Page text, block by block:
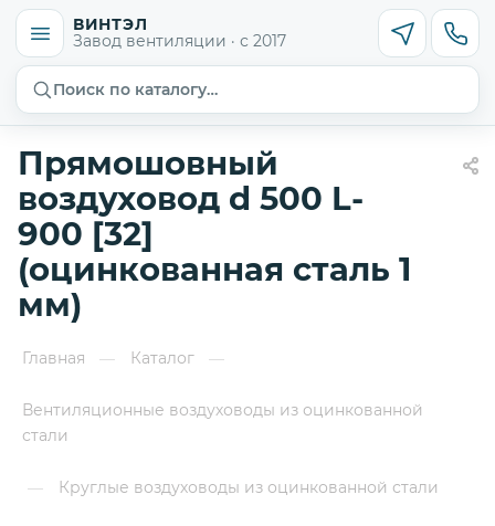
ВИНТЭЛ
Завод вентиляции · с 2017
Поиск по каталогу…
Прямошовный
воздуховод d 500 L-
900 [32]
(оцинкованная сталь 1
мм)
Главная — Каталог —
Вентиляционные воздуховоды из оцинкованной
стали
— Круглые воздуховоды из оцинкованной стали